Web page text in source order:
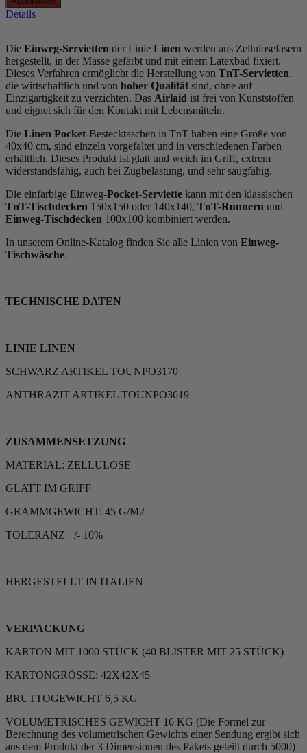
Details
Die Einweg-Servietten der Linie Linen werden aus Zellulosefasern
hergestellt, in der Masse gefärbt und mit einem Latexbad fixiert.
Dieses Verfahren ermöglicht die Herstellung von TnT-Servietten,
die wirtschaftlich und von hoher Qualität sind, ohne auf
Einzigartigkeit zu verzichten. Das Airlaid ist frei von Kunststoffen
und eignet sich für den Kontakt mit Lebensmitteln.
Die Linen Pocket-Bestecktaschen in TnT haben eine Größe von
40x40 cm, sind einzeln vorgefaltet und in verschiedenen Farben
erhältlich. Dieses Produkt ist glatt und weich im Griff, extrem
widerstandsfähig, auch bei Zugbelastung, und sehr saugfähig.
Die einfarbige Einweg-Pocket-Serviette kann mit den klassischen
TnT-Tischdecken 150x150 oder 140x140, TnT-Runnern und
Einweg-Tischdecken 100x100 kombiniert werden.
In unserem Online-Katalog finden Sie alle Linien von Einweg-
Tischwäsche.
TECHNISCHE DATEN
LINIE LINEN
SCHWARZ ARTIKEL TOUNPO3170
ANTHRAZIT ARTIKEL TOUNPO3619
ZUSAMMENSETZUNG
MATERIAL: ZELLULOSE
GLATT IM GRIFF
GRAMMGEWICHT: 45 G/M2
TOLERANZ +/- 10%
HERGESTELLT IN ITALIEN
VERPACKUNG
KARTON MIT 1000 STÜCK (40 BLISTER MIT 25 STÜCK)
KARTONGRÖSSE: 42X42X45
BRUTTOGEWICHT 6,5 KG
VOLUMETRISCHES GEWICHT 16 KG (Die Formel zur
Berechnung des volumetrischen Gewichts einer Sendung ergibt sich
aus dem Produkt der 3 Dimensionen des Pakets geteilt durch 5000)